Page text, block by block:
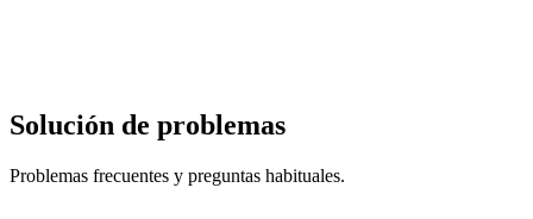
Solución de problemas
Problemas frecuentes y preguntas habituales.